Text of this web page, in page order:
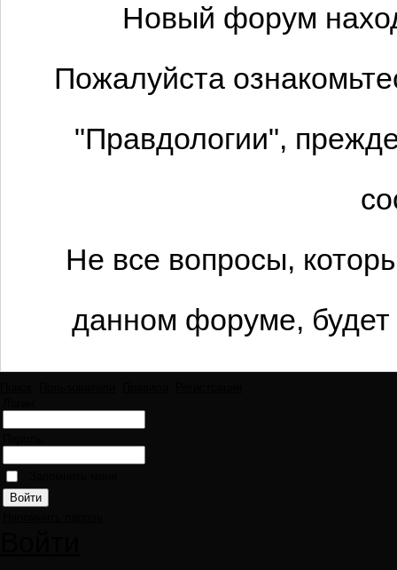
Новый форум
Пожалуйста
"Правдологии",
Не все вопросы,
данном форуме,